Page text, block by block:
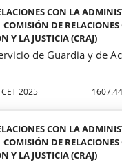
CON LA
COMISIÓN DE
Y LA JUSTICIA (CRAJ)
de Guardia y de
2025
CON LA
COMISIÓN DE
Y LA JUSTICIA (CRAJ)